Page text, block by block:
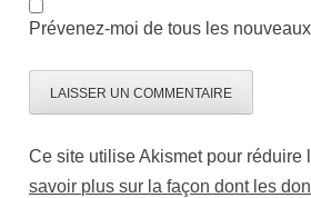
Prévenez-moi de tous les
Ce site utilise Akismet pour réduire
savoir plus sur la façon dont les